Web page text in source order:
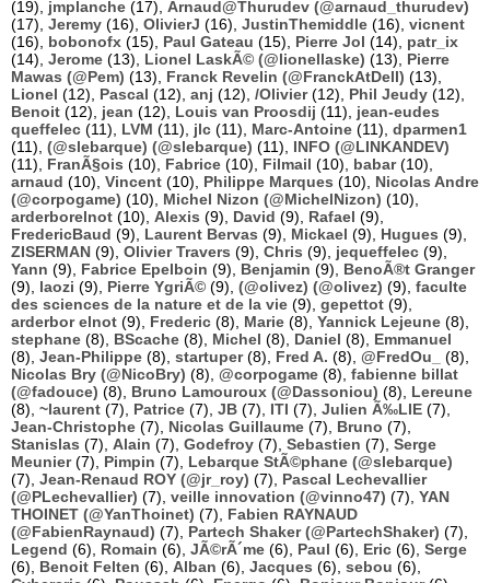
(19), jmplanche (17), Arnaud@Thurudev (@arnaud_thurudev)
(17), Jeremy (16), OlivierJ (16), JustinThemiddle (16), vicnent
(16), bobonofx (15), Paul Gateau (15), Pierre Jol (14), patr_ix
(14), Jerome (13), Lionel LaskÃ© (@lionellaske) (13), Pierre
Mawas (@Pem) (13), Franck Revelin (@FranckAtDell) (13),
Lionel (12), Pascal (12), anj (12), /Olivier(12), Phil Jeudy (12),
Benoit (12), jean (12), Louis van Proosdij (11), jean-eudes
queffelec (11), LVM (11), jlc (11), Marc-Antoine (11), dparmen1
(11), (@slebarque) (@slebarque) (11), INFO (@LINKANDEV)
(11), FranÃ§ois (10), Fabrice (10), Filmail (10), babar(10),
arnaud (10), Vincent (10), Philippe Marques (10), Nicolas Andre
(@corpogame) (10), Michel Nizon (@MichelNizon) (10),
arderborelnot (10), Alexis (9), David (9), Rafael (9),
FredericBaud (9), Laurent Bervas (9), Mickael (9), Hugues (9),
ZISERMAN (9), Olivier Travers (9), Chris (9), jequeffelec (9),
Yann (9), Fabrice Epelboin (9), Benjamin (9), BenoÃ®t Granger
(9), laozi (9), Pierre YgriÃ© (9), (@olivez) (@olivez) (9), faculte
des sciences de la nature et de la vie (9), gepettot (9),
arderbor elnot (9), Frederic (8), Marie (8), Yannick Lejeune (8),
stephane (8), BScache (8), Michel (8), Daniel (8), Emmanuel
(8), Jean-Philippe (8), startuper(8), Fred A. (8), @FredOu_
(8),
Nicolas Bry (@NicoBry) (8), @corpogame (8), fabienne billat
(@fadouce) (8), Bruno Lamouroux (@Dassoniou) (8), Lereune
(8), ~laurent (7), Patrice (7), JB (7), ITI (7), Julien Ã‰LIE (7),
Jean-Christophe (7), Nicolas Guillaume (7), Bruno (7),
Stanislas (7), Alain (7), Godefroy (7), Sebastien (7), Serge
Meunier(7), Pimpin (7), Lebarque StÃ©phane (@slebarque)
(7), Jean-Renaud ROY (@jr_roy) (7), Pascal Lechevallier
(@PLechevallier) (7), veille innovation (@vinno47) (7), YAN
THOINET (@YanThoinet) (7), Fabien RAYNAUD
(@FabienRaynaud) (7), Partech Shaker (@PartechShaker) (7),
Legend (6), Romain (6), JÃ©rÃ´me (6), Paul (6), Eric (6), Serge
(6), Benoit Felten (6), Alban (6), Jacques (6), sebou (6),